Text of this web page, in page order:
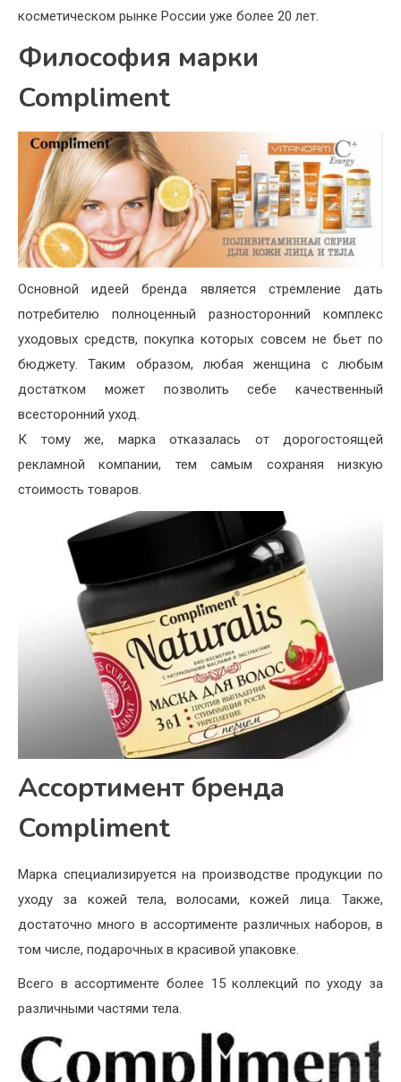
косметическом рынке России уже более 20 лет.
Философия марки
Compliment
Основной идеей бренда является стремление дать
потребителю полноценный разносторонний комплекс
уходовых средств, покупка которых совсем не бьет по
бюджету. Таким образом, любая женщина с любым
достатком может позволить себе качественный
всесторонний уход.
К тому же, марка отказалась от дорогостоящей
рекламной компании, тем самым сохраняя низкую
стоимость товаров.
Ассортимент бренда
Compliment
Марка специализируется на производстве продукции по
уходу за кожей тела, волосами, кожей лица. Также,
достаточно много в ассортименте различных наборов, в
том числе, подарочных в красивой упаковке.
Всего в ассортименте более 15 коллекций по уходу за
различными частями тела.